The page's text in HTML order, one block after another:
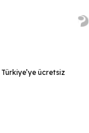
ücretsiz